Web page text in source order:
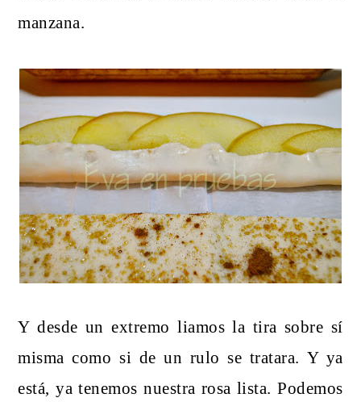
manzana.
Y desde un extremo liamos la tira sobre sí
misma como si de un rulo se tratara. Y ya
está, ya tenemos nuestra rosa lista. Podemos